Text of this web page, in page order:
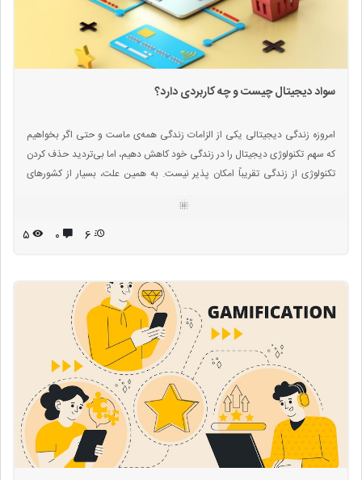
سواد دیجیتال چیست و چه کاربردی دارد؟
امروزه زندگی دیجیتالی یکی از الزامات زندگی همه‌ی ماست و حتی اگر بخواهیم
که سهم تکنولوژی دیجیتال را در زندگی خود کاهش دهیم، اما بی‌تردید حذف کردن
تکنولوژی از زندگی تقریباً امکان پذیر نیست. به همین علت، بسیار از کشورهای
پرورش کودکان و نوجوانان و نیز در برنامه‌های آموزشی دانشگاهی گنجانده‌اند.
6 ۰ ۵